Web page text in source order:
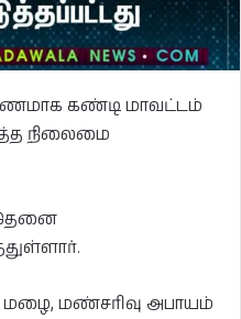
கண்டி மாவட்டம்
நிலைமை
மழை, மண்சரிவு அபாயம்